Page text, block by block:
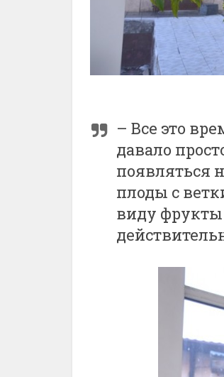
– Все это
давало
появляться
плоды с
виду